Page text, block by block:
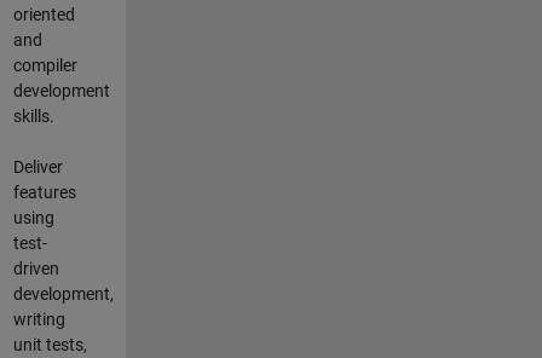
oriented
and
compiler
development
skills.
Deliver
features
using
test-
driven
development,
writing
unit tests,